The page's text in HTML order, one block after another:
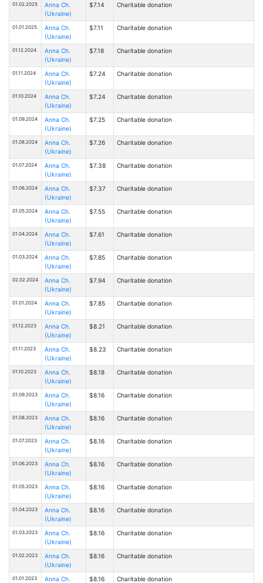
01.02.2025
Anna Ch.
(Ukraine)
$7.14 Charitable donation
01.01.2025
Anna Ch.
(Ukraine)
$7.11 Charitable donation
01.12.2024
Anna Ch.
(Ukraine)
$7.18 Charitable donation
01.11.2024
Anna Ch.
(Ukraine)
$7.24 Charitable donation
01.10.2024
Anna Ch.
(Ukraine)
$7.24 Charitable donation
01.09.2024
Anna Ch.
(Ukraine)
$7.25 Charitable donation
01.08.2024
Anna Ch.
(Ukraine)
$7.26 Charitable donation
01.07.2024
Anna Ch.
(Ukraine)
$7.38 Charitable donation
01.06.2024
Anna Ch.
(Ukraine)
$7.37 Charitable donation
01.05.2024
Anna Ch.
(Ukraine)
$7.55 Charitable donation
01.04.2024
Anna Ch.
(Ukraine)
$7.61 Charitable donation
01.03.2024
Anna Ch.
(Ukraine)
$7.85 Charitable donation
02.02.2024
Anna Ch.
(Ukraine)
$7.94 Charitable donation
01.01.2024
Anna Ch.
(Ukraine)
$7.85 Charitable donation
01.12.2023
Anna Ch.
(Ukraine)
$8.21 Charitable donation
01.11.2023
Anna Ch.
(Ukraine)
$8.23 Charitable donation
01.10.2023
Anna Ch.
(Ukraine)
$8.18 Charitable donation
01.09.2023
Anna Ch.
(Ukraine)
$8.16 Charitable donation
01.08.2023
Anna Ch.
(Ukraine)
$8.16 Charitable donation
01.07.2023
Anna Ch.
(Ukraine)
$8.16 Charitable donation
01.06.2023
Anna Ch.
(Ukraine)
$8.16 Charitable donation
01.05.2023
Anna Ch.
(Ukraine)
$8.16 Charitable donation
01.04.2023
Anna Ch.
(Ukraine)
$8.16 Charitable donation
01.03.2023
Anna Ch.
(Ukraine)
$8.16 Charitable donation
01.02.2023
Anna Ch.
(Ukraine)
$8.16 Charitable donation
01.01.2023
Anna Ch.
$8.16 Charitable donation